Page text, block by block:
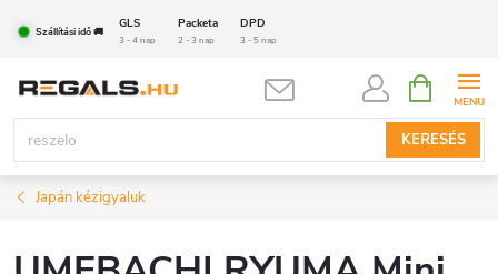
tartalomhoz
Szállítási idő 🚚
GLS Packeta DPD
3 - 4 nap 2 - 3 nap 3 - 5 nap
KERESÉS
KOSÁR
Japán kézigyaluk